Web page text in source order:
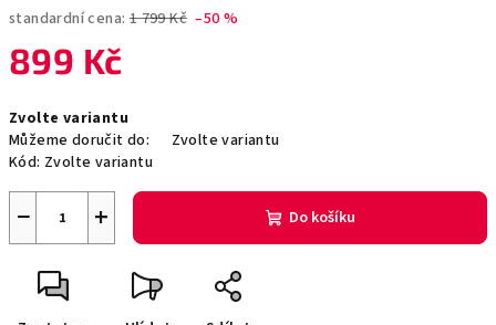
standardní cena: 1 799 Kč –50 %
899 Kč
cena:
Zvolte variantu
Můžeme doručit do:
Zvolte variantu
Kód: Zvolte variantu
+
− Do košíku